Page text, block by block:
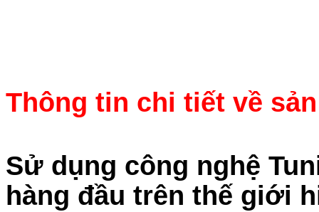
Thông tin chi tiết về
Sử dụng công nghệ
hàng đầu trên thế giới